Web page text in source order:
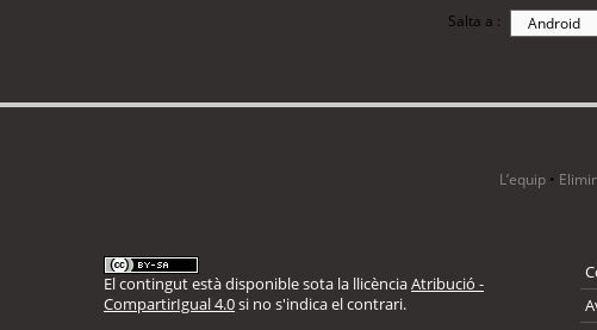
Salta a :
L’equip •
El contingut està disponible sota la llicènciaAtribució -
CompartirIgual 4.0si no s'indica el contrari.